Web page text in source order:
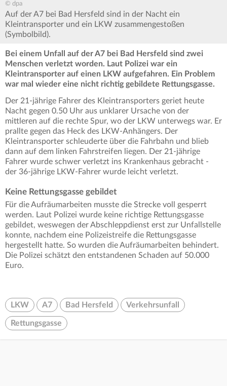
© dpa
Auf der A7 bei Bad Hersfeld sind in der Nacht ein
Kleintransporter und ein LKW zusammengestoßen
(Symbolbild).
Bei einem Unfall auf der A7 bei Bad Hersfeld sind zwei
Menschen verletzt worden. Laut Polizei war ein
Kleintransporter auf einen LKW aufgefahren. Ein Problem
war mal wieder eine nicht richtig gebildete Rettungsgasse.
Der 21-jährige Fahrer des Kleintransporters geriet heute
Nacht gegen 0.50 Uhr aus unklarer Ursache von der
mittleren auf die rechte Spur, wo der LKW unterwegs war. Er
prallte gegen das Heck des LKW-Anhängers. Der
Kleintransporter schleuderte über die Fahrbahn und blieb
dann auf dem linken Fahrstreifen liegen. Der 21-jährige
Fahrer wurde schwer verletzt ins Krankenhaus gebracht -
der 36-jährige LKW-Fahrer wurde leicht verletzt.
Keine Rettungsgasse gebildet
Für die Aufräumarbeiten musste die Strecke voll gesperrt
werden. Laut Polizei wurde keine richtige Rettungsgasse
gebildet, weswegen der Abschleppdienst erst zur Unfallstelle
konnte, nachdem eine Polizeistreife die Rettungsgasse
hergestellt hatte. So wurden die Aufräumarbeiten behindert.
Die Polizei schätzt den entstandenen Schaden auf 50.000
Euro.
LKW A7 Bad Hersfeld Verkehrsunfall
Rettungsgasse